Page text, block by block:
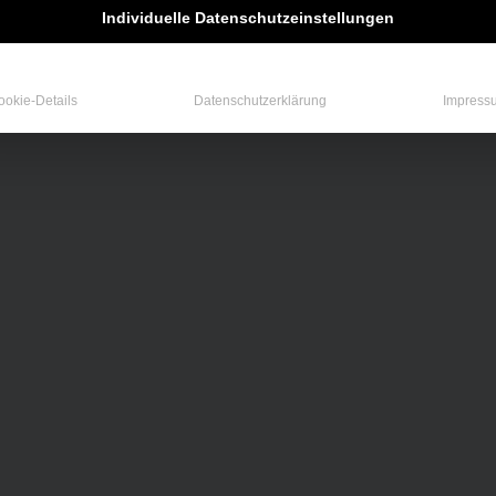
Individuelle Datenschutzeinstellungen
Details Datenschutzerklärung